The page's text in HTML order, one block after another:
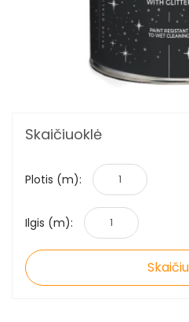
Skaičiuoklė
Plotis (m):
Ilgis (m):